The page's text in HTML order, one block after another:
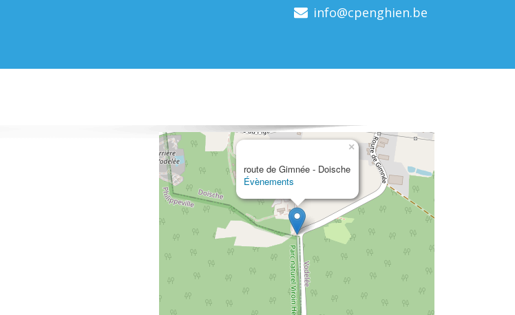
info@cpenghien.be
route de Gimnée - Doische
Évènements
×